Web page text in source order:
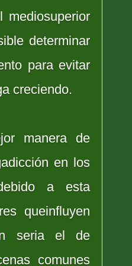
mediosuperior
determinar
para evitar
creciendo.
manera de
en los
a esta
queinfluyen
seria el de
comunes